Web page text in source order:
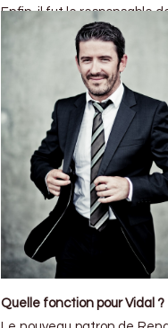
Enfin, il fut le responsable
Quelle fonction pour Vidal ?